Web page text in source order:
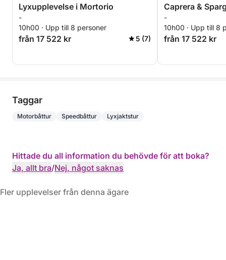
Lyxupplevelse i Mortorio
-
10h00 · Upp till 8 personer
från 17 522 kr 5 (7)
Caprera &
-
10h00 · Upp till 8
från 17 522 kr
Taggar
Motorbåttur Speedbåttur Lyxjaktstur
Hittade du all information du behövde för att boka?
Ja, allt bra/Nej, något saknas
Fler upplevelser från denna ägare